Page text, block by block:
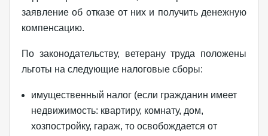
заявление об отказе от них и получить денежную
компенсацию.
По законодательству, ветерану труда положены
льготы на следующие налоговые сборы:
имущественный налог (если гражданин имеет
недвижимость: квартиру, комнату, дом,
хозпостройку, гараж, то освобождается от